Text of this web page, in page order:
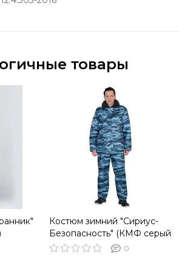
товары
Костюм зимний "Сириус-
Безопасность" (КМФ серый
вихрь)
0